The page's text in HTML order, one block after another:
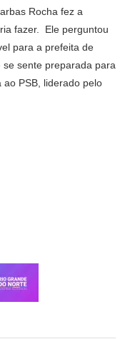
Rocha fez a
fazer. Ele perguntou
para a prefeita de
sente preparada para
ao PSB, liderado pelo